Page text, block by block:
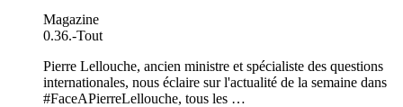
Magazine
0.36.-Tout
Pierre Lellouche, ancien ministre et spécialiste des questions
internationales, nous éclaire sur l'actualité de la semaine dans
#FaceAPierreLellouche, tous les …